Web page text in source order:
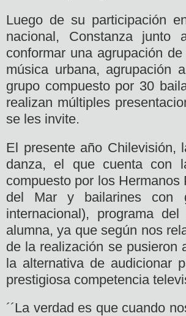
Luego de su participación
nacional, Constanza junto
conformar una agrupación
música urbana, agrupación
grupo compuesto por 30
realizan múltiples
se les invite.
El presente año Chilevisión,
danza, el que cuenta con
compuesto por los
del Mar y bailarines con
internacional), programa
alumna, ya que según nos
de la realización se pusieron
la alternativa de audicionar
prestigiosa competencia
´´La verdad es que cuando